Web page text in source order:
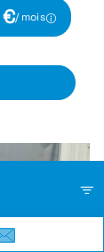
€/ mois